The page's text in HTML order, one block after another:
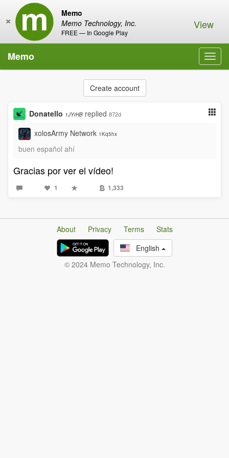
Memo
Memo Technology, Inc.
FREE — In Google Play
× View
Memo
Create account
Donatello 1JYrHB replied 872d
xolosArmy Network 1Kq5hx
buen español ahí
Gracias por ver el vídeo!
1 1,333
About Privacy Terms
Stats
English
© 2024 Memo Technology, Inc.